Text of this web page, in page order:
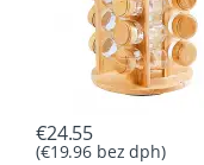
€24.55
(€19.96 bez dph)